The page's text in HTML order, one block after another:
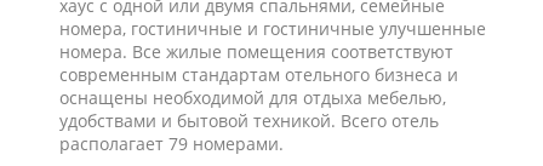
хаус с одной или двумя спальнями, семейные
номера, гостиничные и гостиничные улучшенные
номера. Все жилые помещения соответствуют
современным стандартам отельного бизнеса и
оснащены необходимой для отдыха мебелью,
удобствами и бытовой техникой. Всего отель
располагает 79 номерами.